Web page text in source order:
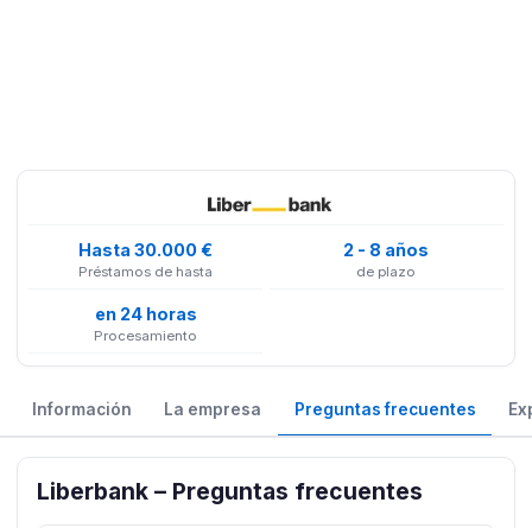
Hasta 30.000 €
Préstamos de hasta
2 - 8 años
de plazo
en 24 horas
Procesamiento
Información La empresa Preguntas frecuentes
Liberbank – Preguntas frecuentes